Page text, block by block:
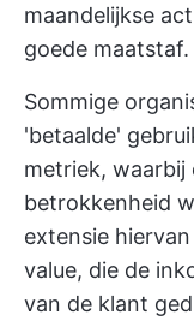
maandelijkse
goede maatstaf.
Sommige
'betaalde'
metriek, waarbij
betrokkenheid
extensie
value, die de
van de klant